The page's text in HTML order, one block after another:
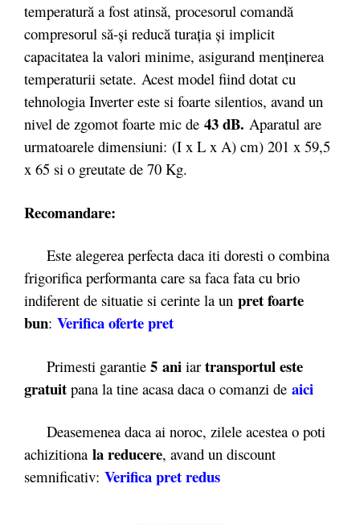
temperatură a fost atinsă, procesorul comandă
compresorul să-și reducă turația și implicit
capacitatea la valori minime, asigurand menținerea
temperaturii setate. Acest model fiind dotat cu
tehnologia Inverter este si foarte silentios, avand un
nivel de zgomot foarte mic de 43 dB. Aparatul are
urmatoarele dimensiuni: (I x L x A) cm) 201 x 59,5
x 65 si o greutate de 70 Kg.
Recomandare:
Este alegerea perfecta daca iti doresti o combina
frigorifica performanta care sa faca fata cu brio
indiferent de situatie si cerinte la un pret foarte
bun: Verifica oferte pret
Primesti garantie 5 ani iar transportul este
gratuit pana la tine acasa daca o comanzi de aici
Deasemenea daca ai noroc, zilele acestea o poti
achizitiona la reducere, avand un discount
semnificativ: Verifica pret redus